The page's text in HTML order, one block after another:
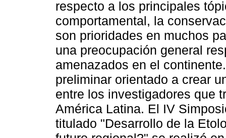
respecto a los principales
comportamental, la
son prioridades en muchos
una preocupación general
amenazados en el
preliminar orientado a crear
entre los investigadores que
América Latina. El IV
titulado "Desarrollo de la